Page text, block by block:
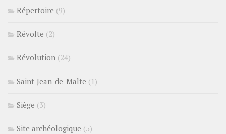
Répertoire (9)
Révolte (2)
Révolution (24)
Saint-Jean-de-Malte (1)
Siège (3)
Site archéologique (5)